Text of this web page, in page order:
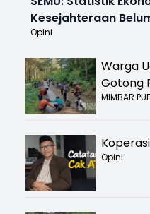
Kesejahteraan
Opini
Warga
Gotong
Jalan
MIMBAR
Opini